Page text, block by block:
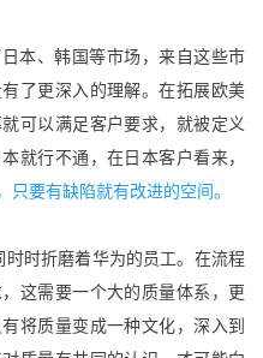
本、韩国等市场，来自这些市
了更深入的理解。在拓展欧美
可以满足客户要求，就被定义
就行不通，在日本客户看来，
要有缺陷就有改进的空间。
时折磨着华为的员工。在流程
这需要一个大的质量体系，更
将质量变成一种文化，深入到